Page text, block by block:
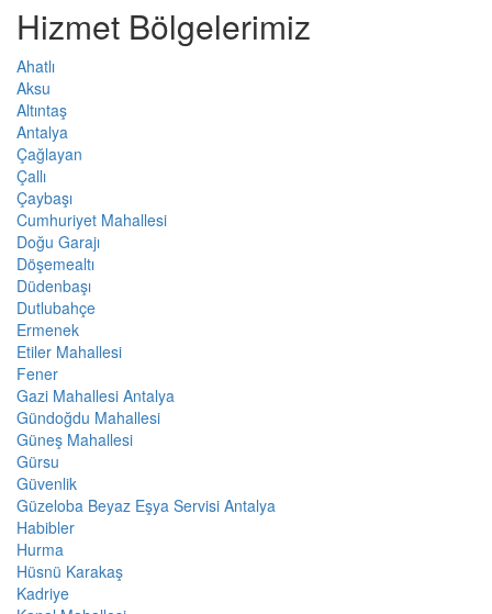
Hizmet Bölgelerimiz
Ahatlı
Aksu
Altıntaş
Antalya
Çağlayan
Çallı
Çaybaşı
Cumhuriyet Mahallesi
Doğu Garajı
Döşemealtı
Düdenbaşı
Dutlubahçe
Ermenek
Etiler Mahallesi
Fener
Gazi Mahallesi Antalya
Gündoğdu Mahallesi
Güneş Mahallesi
Gürsu
Güvenlik
Güzeloba Beyaz Eşya Servisi Antalya
Habibler
Hurma
Hüsnü Karakaş
Kadriye